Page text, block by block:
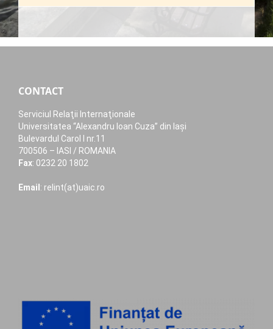
CONTACT
Serviciul Relaţii Internaţionale
Universitatea “Alexandru Ioan Cuza” din Iaşi
Bulevardul Carol I nr.11
700506 – IASI / ROMANIA
Fax: 0232 20 1802
Email : relint(at)uaic.ro